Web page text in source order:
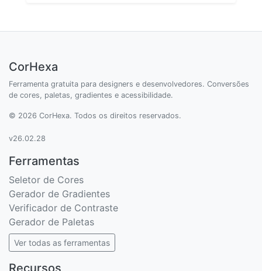
CorHexa
Ferramenta gratuita para designers e desenvolvedores. Conversões
de cores, paletas, gradientes e acessibilidade.
© 2026 CorHexa. Todos os direitos reservados.
v26.02.28
Ferramentas
Seletor de Cores
Gerador de Gradientes
Verificador de Contraste
Gerador de Paletas
Ver todas as ferramentas
Recursos